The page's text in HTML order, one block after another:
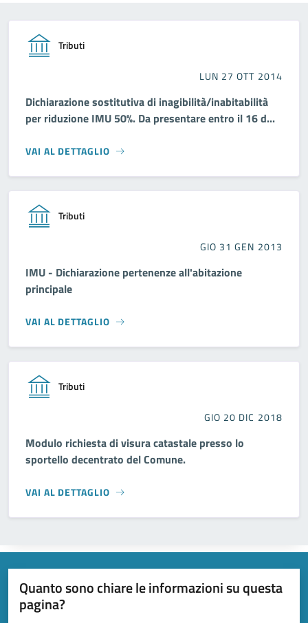
Tributi
LUN 27 OTT 2014
Dichiarazione sostitutiva di inagibilità/inabitabilità
per riduzione IMU 50%. Da presentare entro il 16 d...
VAI AL DETTAGLIO
Tributi
GIO 31 GEN 2013
IMU - Dichiarazione pertenenze all'abitazione
principale
VAI AL DETTAGLIO
Tributi
GIO 20 DIC 2018
Modulo richiesta di visura catastale presso lo
sportello decentrato del Comune.
VAI AL DETTAGLIO
Quanto sono chiare le informazioni su questa
pagina?